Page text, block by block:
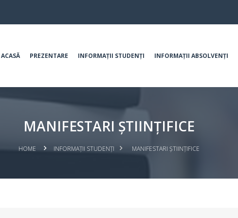
ACASĂ PREZENTARE INFORMAȚII STUDENȚI INFORMAȚII ABSOLVENȚI
MANIFESTARI ȘTIINȚIFICE
HOME INFORMAȚII STUDENȚI MANIFESTARI ȘTIINȚIFICE